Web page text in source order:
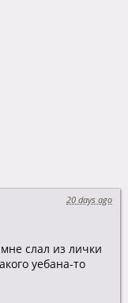
20 days ago
слал из лички
уебана-то